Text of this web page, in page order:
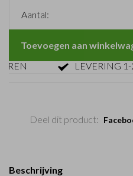
Aantal:
Toevoegen aan
LEVERING 1-2
Deel dit product:
Beschrijving